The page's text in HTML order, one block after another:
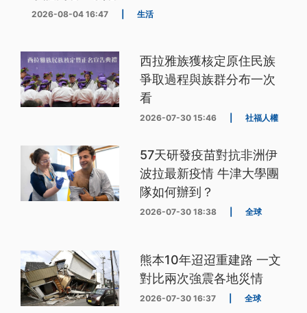
2026-08-04 16:47 生活
西拉雅族獲核定原住民族
爭取過程與族群分布一次
看
2026-07-30 15:46 社福人權
57天研發疫苗對抗非洲伊
波拉最新疫情 牛津大學團
隊如何辦到？
2026-07-30 18:38 全球
熊本10年迢迢重建路 一文
對比兩次強震各地災情
2026-07-30 16:37 全球